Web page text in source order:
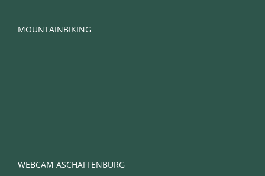
MOUNTAINBIKING
WEBCAM ASCHAFFENBURG